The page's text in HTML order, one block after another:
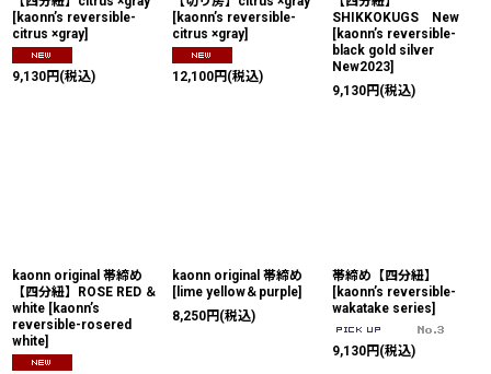
[kaonn’s reversible-
citrus ×gray]
9,130円 (税込)
[kaonn’s reversible-
citrus ×gray]
12,100円 (税込)
SHIKKOKUGS New
[kaonn’s reversible-
black gold silver
New2023]
9,130円 (税込)
kaonn original 帯締め
【四分紐】ROSE RED ＆
white [kaonn’s
reversible-rosered
white]
kaonn original 帯締め
[lime yellow＆purple]
8,250円 (税込)
帯締め【四分紐】
[kaonn’s reversible-
wakatake series]
9,130円 (税込)